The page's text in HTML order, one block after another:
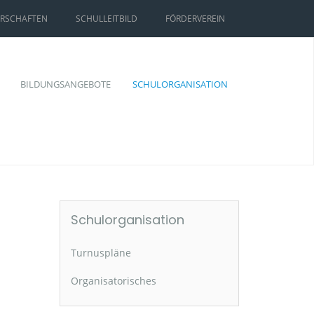
SCHULLEITBILD FÖRDERVEREIN
BILDUNGSANGEBOTE SCHULORGANISATION
Schulorganisation
Turnuspläne
Organisatorisches